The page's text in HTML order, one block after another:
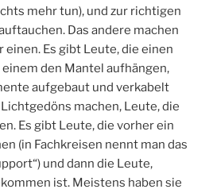
mehr tun), und zur richtigen
Das andere machen
Es gibt Leute, die einen
den Mantel aufhängen,
aufgebaut und verkabelt
machen, Leute, die
Es gibt Leute, die vorher ein
(in Fachkreisen nennt man das
und dann die Leute,
ist. Meistens haben sie